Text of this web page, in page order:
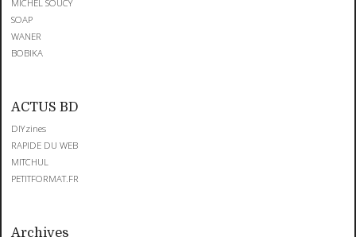
MICHEL SOUCY
SOAP
WANER
BOBIKA
ACTUS BD
DIYzines
RAPIDE DU WEB
MITCHUL
PETITFORMAT.FR
Archives